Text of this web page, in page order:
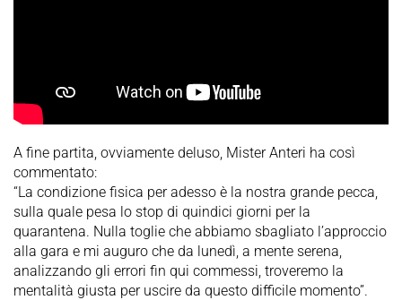
A fine partita, ovviamente deluso, Mister Anteri ha così
commentato:
“La condizione fisica per adesso è la nostra grande pecca,
sulla quale pesa lo stop di quindici giorni per la
quarantena. Nulla toglie che abbiamo sbagliato l’approccio
alla gara e mi auguro che da lunedì, a mente serena,
analizzando gli errori fin qui commessi, troveremo la
mentalità giusta per uscire da questo difficile momento”.